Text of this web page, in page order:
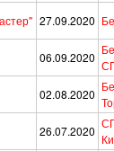
27.09.2020
06.09.2020
02.08.2020
26.07.2020